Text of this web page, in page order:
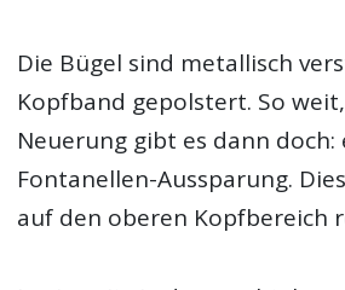
Die Bügel sind metallisch
Kopfband gepolstert. So
Neuerung gibt es dann
Fontanellen-Aussparung.
auf den oberen Kopfbereich